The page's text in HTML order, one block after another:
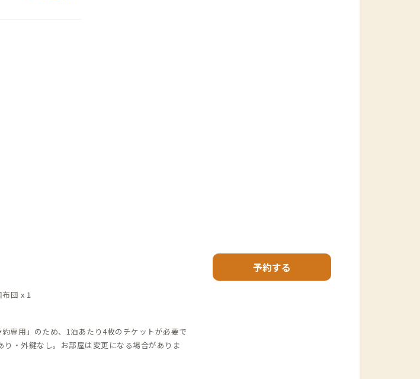
団 x 1
専用」のため、1泊あたり4枚のチケットが必要で
り・外鍵なし。お部屋は変更になる場合がありま
予約する